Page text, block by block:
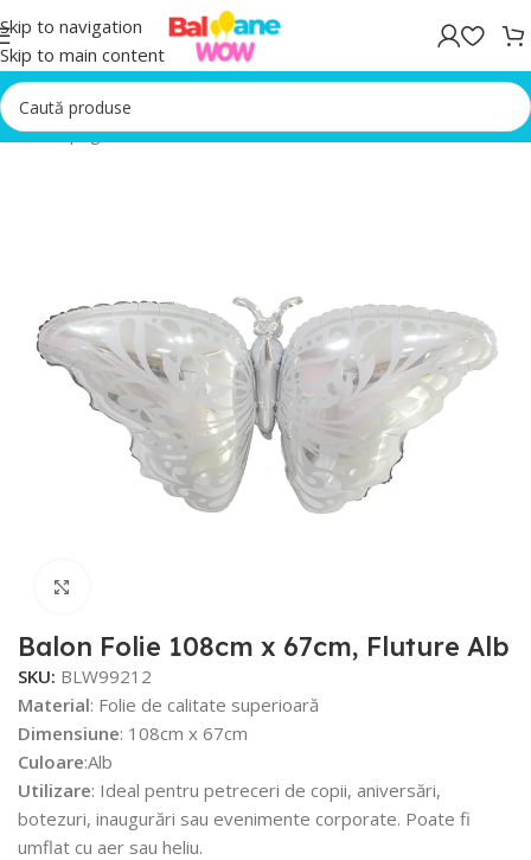
Skip to navigation
Skip to main content
Prima pagină/Baloane folie
Balon Folie 108cm x 67cm, Fluture Alb
SKU: BLW99212
Material: Folie de calitate superioară
Dimensiune: 108cm x 67cm
Culoare:Alb
Utilizare: Ideal pentru petreceri de copii, aniversări,
botezuri, inaugurări sau evenimente corporate. Poate fi
umflat cu aer sau heliu.